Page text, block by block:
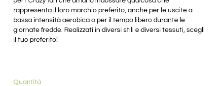
rappresenta il loro marchio preferito, anche per le uscite a
bassa intensità aerobica o per il tempo libero durante le
giornate fredde. Realizzati in diversi stili e diversi tessuti, scegli
il tuo preferito!
Quantità